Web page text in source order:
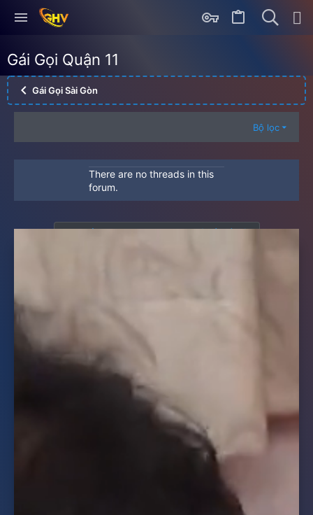
Gái Gọi Quận 11
Gái Gọi Sài Gòn
Bộ lọc
There are no threads in this
forum.
Bạn phải đăng nhập hoặc đăng ký để viết bài.